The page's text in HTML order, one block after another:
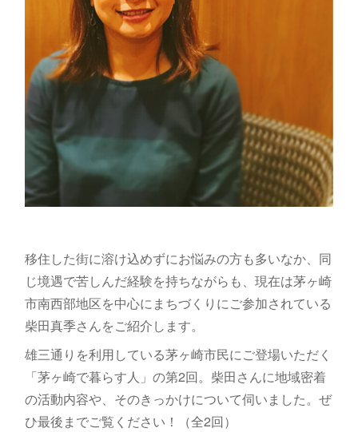
移住した街に溶け込めずにお悩みの方も多いなか、同
じ境遇で苦しんだ経験を持ちながらも、現在は茅ヶ崎
市南西部地区を中心にまちづくりにご参加されている
柴田真季さんをご紹介します。
雄三通りを利用している茅ヶ崎市民にご登場いただく
「茅ヶ崎で暮らす人」の第2回。柴田さんに地域密着
の活動内容や、そのきっかけについて伺いました。ぜ
ひ最後までご覧ください！（全2回）